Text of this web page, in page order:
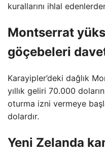
kurallarını ihlal
Montserrat
göçebeleri
Karayipler’deki dağlık
yıllık geliri 70.000
oturma izni vermeye
dolardır.
Yeni Zelanda